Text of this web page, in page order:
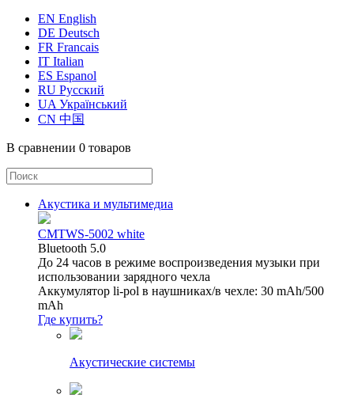
EN English
DE Deutsch
FR Francais
IT Italian
ES Espanol
RU Русский
UA Український
CN 中国
В сравнении 0 товаров
Акустика и мультимедиа
CMTWS-5002 white
Bluetooth 5.0
До 24 часов в режиме воспроизведения музыки при
использовании зарядного чехла
Аккумулятор li-pol в наушниках/в чехле: 30 mAh/500
mAh
Где купить?
Акустические системы